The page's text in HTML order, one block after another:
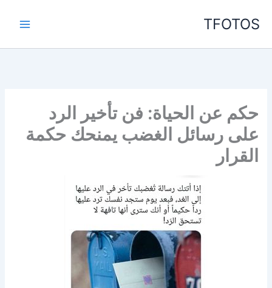
TFOTOS
حكم عن الحياة: فن تأخير الرد
على رسائل الغضب يمنحك حكمة
القرار